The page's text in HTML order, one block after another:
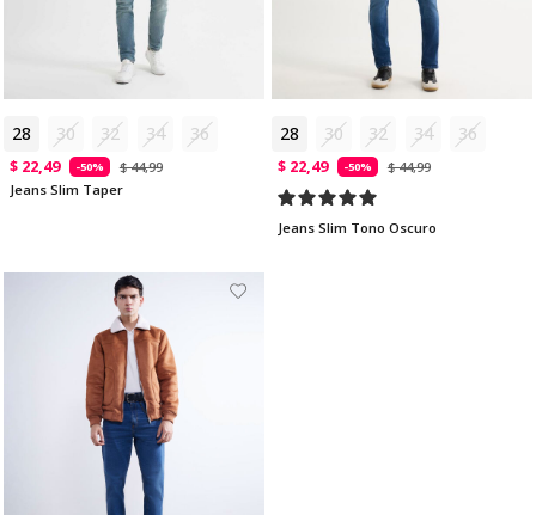
28 30 32 34 36
$ 22,49 -50%
$ 44,99
Jeans Slim Taper
28 30 32 34 36
$ 22,49 -50% $ 44,99
Jeans Slim Tono Oscuro